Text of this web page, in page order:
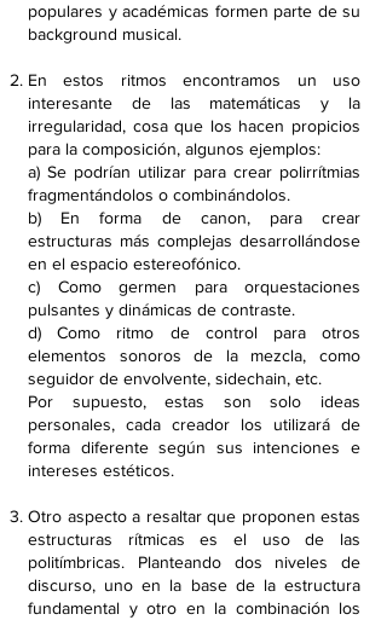
populares y académicas formen parte de su
background musical.
En estos ritmos encontramos un uso
interesante de las matemáticas y la
irregularidad, cosa que los hacen propicios
para la composición, algunos ejemplos:
a) Se podrían utilizar para crear polirrítmias
fragmentándolos o combinándolos.
b) En forma de canon, para crear
estructuras más complejas desarrollándose
en el espacio estereofónico.
c) Como germen para orquestaciones
pulsantes y dinámicas de contraste.
d) Como ritmo de control para otros
elementos sonoros de la mezcla, como
seguidor de envolvente, sidechain, etc.
Por supuesto, estas son solo ideas
personales, cada creador los utilizará de
forma diferente según sus intenciones e
intereses estéticos.
​Otro aspecto a resaltar que proponen estas
estructuras rítmicas es el uso de las
politímbricas. Planteando dos niveles de
discurso, uno en la base de la estructura
fundamental y otro en la combinación los